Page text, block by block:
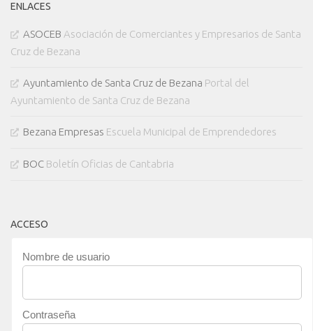
ENLACES
ASOCEB Asociación de Comerciantes y Empresarios de Santa
Cruz de Bezana
Ayuntamiento de Santa Cruz de Bezana Portal del
Ayuntamiento de Santa Cruz de Bezana
Bezana Empresas Escuela Municipal de Emprendedores
BOC Boletín Oficias de Cantabria
ACCESO
Nombre de usuario
Contraseña